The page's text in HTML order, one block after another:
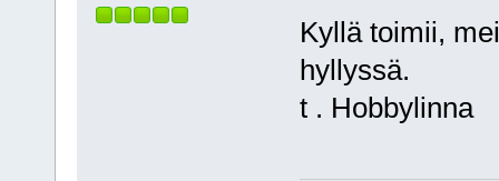
Kyllä toimii,
hyllyssä.
t . Hobbylinna